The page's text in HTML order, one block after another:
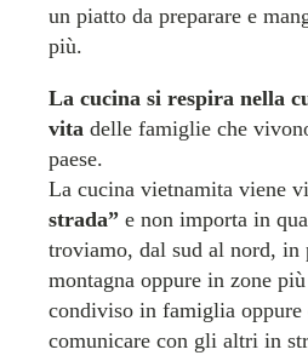
un piatto da preparare e
più.
La cucina si respira nella
vita delle famiglie che
paese.
La cucina vietnamita viene
strada” e non importa in
troviamo, dal sud al nord, in
montagna oppure in zone
condiviso in famiglia oppure
comunicare con gli altri in